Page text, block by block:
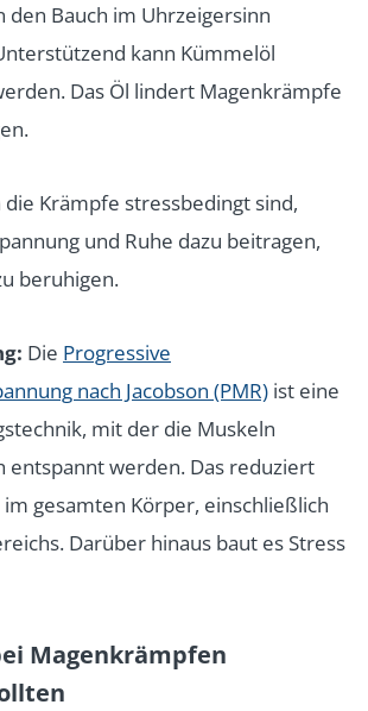
den Bauch im Uhrzeigersinn
kann Kümmelöl
Das Öl lindert Magenkrämpfe
die Krämpfe stressbedingt sind,
und Ruhe dazu beitragen,
beruhigen.
Die Progressive
nach Jacobson (PMR) ist eine
mit der die Muskeln
entspannt werden. Das reduziert
im gesamten Körper, einschließlich
Darüber hinaus baut es Stress
Magenkrämpfen